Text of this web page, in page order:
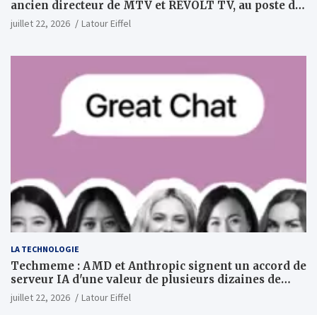
ancien directeur de MTV et REVOLT TV, au poste de
PDG
juillet 22, 2026 Latour Eiffel
LA TECHNOLOGIE
Techmeme : AMD et Anthropic signent un accord de
serveur IA d'une valeur de plusieurs dizaines de
milliards ; Anthropic achètera jusqu'à 2 GW de puces
MI450 à partir du premier semestre 2027 et AMD
juillet 22, 2026 Latour Eiffel